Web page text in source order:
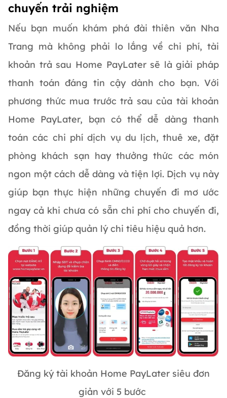
chuyến trải nghiệm
Nếu bạn muốn khám phá đài thiên văn Nha
Trang mà không phải lo lắng về chi phí, tài
khoản trả sau Home PayLater sẽ là giải pháp
thanh toán đáng tin cậy dành cho bạn. Với
phương thức mua trước trả sau của tài khoản
Home PayLater, bạn có thể dễ dàng thanh
toán các chi phí dịch vụ du lịch, thuê xe, đặt
phòng khách sạn hay thưởng thức các món
ngon một cách dễ dàng và tiện lợi. Dịch vụ này
giúp bạn thực hiện những chuyến đi mơ ước
ngay cả khi chưa có sẵn chi phí cho chuyến đi,
đồng thời giúp quản lý chi tiêu hiệu quả hơn.
Đăng ký tài khoản Home PayLater siêu đơn
giản với 5 bước